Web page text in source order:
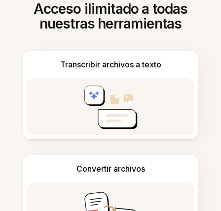
Acceso ilimitado a todas
nuestras herramientas
Transcribir archivos a texto
Convertir archivos